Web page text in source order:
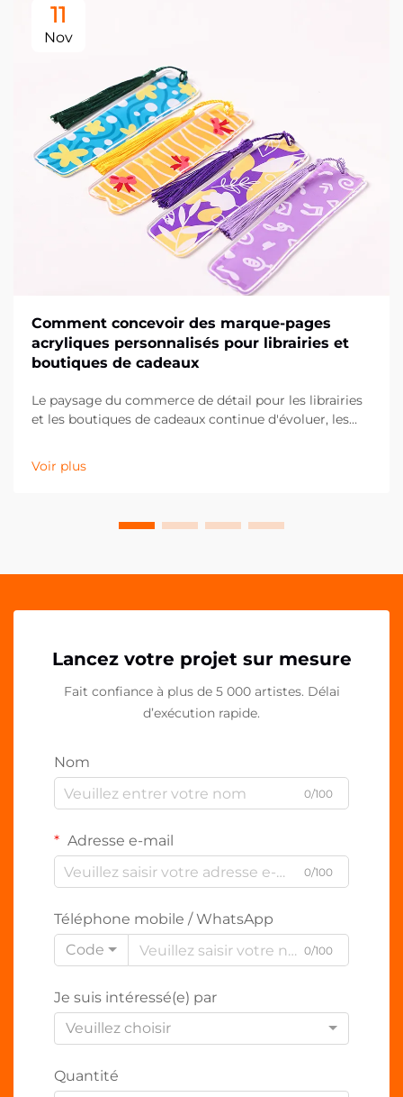
11
Nov
Comment concevoir des marque-pages
acryliques personnalisés pour librairies et
boutiques de cadeaux
Le paysage du commerce de détail pour les librairies
et les boutiques de cadeaux continue d'évoluer, les
uniques et personnalisés qui reflètent leurs goûts et
préférences individuels. Les marque-pages acryliques
Voir plus
Lancez votre projet sur mesure
Fait confiance à plus de 5 000 artistes. Délai
d’exécution rapide.
Nom
0/100
Adresse e-mail
0/100
Téléphone mobile / WhatsApp
Code
0/100
Je suis intéressé(e) par
Veuillez choisir
Quantité